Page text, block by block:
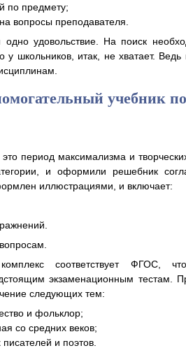
по предмету;
вопросы преподавателя.
удовольствие. На поиск
у школьников, итак, не хватает.
учебник
период максимализма и
и оформили решебник
иллюстрациями, и включает:
комплекс соответствует ФГОС,
экзаменационным тестам.
следующих тем:
и фольклор;
со средних веков;
и поэтов.